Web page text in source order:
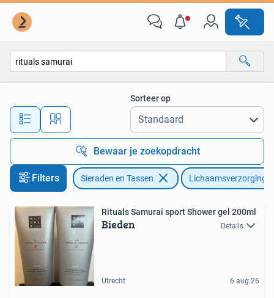
Alle afstanden…
Sorteer op
Bewaar je zoekopdracht
Filters Sieraden en Tassen Lichaamsverzorging
Rituals Samurai sport Shower gel 200ml
Bieden Details
Utrecht 6 aug 26